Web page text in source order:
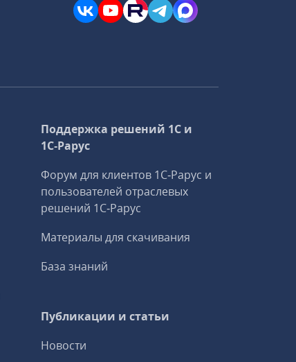
Поддержка решений 1С и
1С‑Рарус
Форум для клиентов 1С‑Рарус и
пользователей отраслевых
решений 1С‑Рарус
Материалы для скачивания
База знаний
Публикации и статьи
Новости